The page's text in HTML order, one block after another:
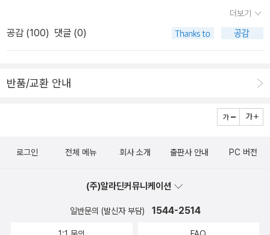
우리집에 소장한 책이랑 겹치긴 하지만,전집을 꽂아두면 서가가 반짝
반짝 빛나고 뽀대가 나서 욕심이 난다.대표동화 단편집 세트 1권은 권
똘배가 보고 온 달나라 5. 별똥별 6. 빼떼기 7. 바닷가 아이들 제2권
훈3. 누렁이와 얼룩이 _ 곽재구4. 금두껍의 첫 수업 _ 김기정5. 토끼
군에게 생긴 일 _ 김기정6. 학교가 사라진 날 _ 김기정7. 나를 싫어한
진돗개 _ 김남중8. 겨울 숲 속에서 _ 김남중9. 수학왕 기철이 _ 김남
벌써 48번까지 나왔다. 시리즈 중에 없는 책이 많아서 그동안 소홀했
1 세트 중 시는 학생한테 선물로 줘서 다시 구입해야겠다. 접
힌 부분 펼치기 ▼ 펼친 부분 접기 ▲ 나는 사람이든 거래처든 한번
려고 했지만, 또 신간들이 쏟아져나오기 때문에, 페이퍼에 넣어두고
서3월 20일 이후에 다시 한 번 주문하려고 한다.남편이 한국에 잠시
귀국하는 날짜가 3월 24일. 가자마자 책부터 포장해서 우체국에 가
에 책을 받아볼 수 있을 것이다. *^^*제일 읽고 싶은책이다. 봄이 되
사계절 뚜렷한 한국이라면 좋겠지만 절대 아니다. 그럼에도 봄이 그
목련과 벚꽃, 개나리와 진달래 뿐 아니라 이름모를 풀로 뒤덮인 아름
가게되면 꼭 찾아가보련다.세상에서 가장 불가사의한 고대지도 지난
번에 나온 세상에서 가장 쉬운 수학지도 책을 보고 찜해두었는데, 이
더보기
공감 (100) 댓글 (0)
반품/교환 안내
로그인 전체 메뉴 회사 소개 출판사 안내 PC 버전
(주)알라딘커뮤니케이션
일반문의 (발신자 부담) 1544-2514